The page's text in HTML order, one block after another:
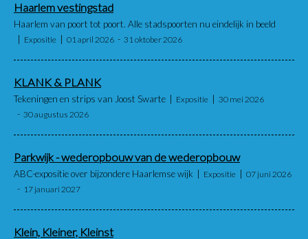
Haarlem vestingstad
Haarlem van poort tot poort. Alle stadspoorten nu eindelijk in beeld
Expositie 01 april 2026 31 oktober 2026
KLANK & PLANK
Tekeningen en strips van Joost Swarte Expositie
30 mei 2026
30 augustus 2026
Parkwijk - wederopbouw van de wederopbouw
ABC-expositie over bijzondere Haarlemse wijk Expositie
07 juni 2026
17 januari 2027
Klein, Kleiner, Kleinst